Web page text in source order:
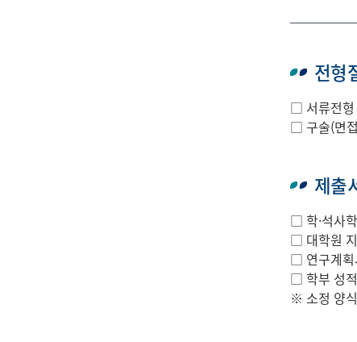
전형
□ 서류전형
□ 구술(면
제출
□ 학·석사
□ 대학원
□ 연구계획
□ 학부 성
※ 소정 양